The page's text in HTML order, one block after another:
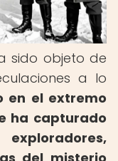
sido objeto de
a lo
en el extremo
ha capturado